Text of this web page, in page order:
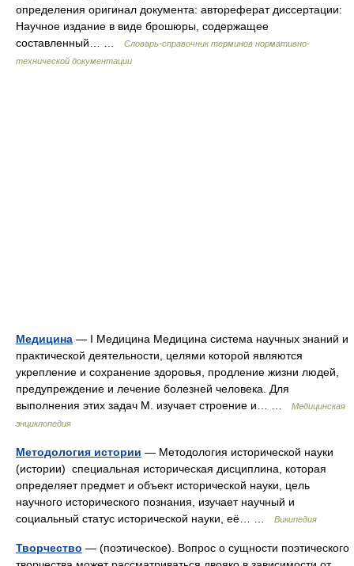
определения оригинал документа: автореферат диссертации:
Научное издание в виде брошюры, содержащее
составленный… …
Словарь-справочник терминов нормативно-
технической документации
Медицина — I Медицина Медицина система научных знаний и
практической деятельности, целями которой являются
укрепление и сохранение здоровья, продление жизни людей,
предупреждение и лечение болезней человека. Для
выполнения этих задач М. изучает строение и… …
Медицинская
энциклопедия
Методология истории — Методология исторической науки
(истории) специальная историческая дисциплина, которая
определяет предмет и объект исторической науки, цель
научного исторического познания, изучает научный и
социальный статус исторической науки, её… …
Википедия
Творчество — (поэтическое). Вопрос о сущности поэтического